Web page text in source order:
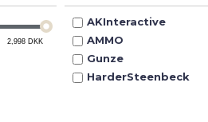
2,998 DKK
AKInteractive
AMMO
Gunze
HarderSteenbeck